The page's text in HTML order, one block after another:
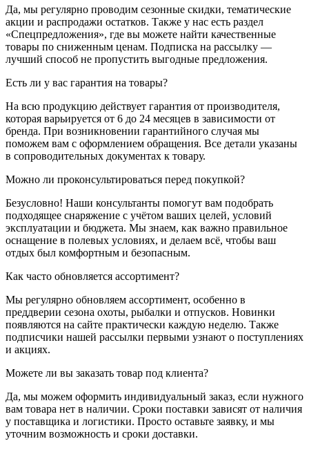
Да, мы регулярно проводим сезонные скидки, тематические
акции и распродажи остатков. Также у нас есть раздел
«Спецпредложения», где вы можете найти качественные
товары по сниженным ценам. Подписка на рассылку —
лучший способ не пропустить выгодные предложения.
Есть ли у вас гарантия на товары?
На всю продукцию действует гарантия от производителя,
которая варьируется от 6 до 24 месяцев в зависимости от
бренда. При возникновении гарантийного случая мы
поможем вам с оформлением обращения. Все детали указаны
в сопроводительных документах к товару.
Можно ли проконсультироваться перед покупкой?
Безусловно! Наши консультанты помогут вам подобрать
подходящее снаряжение с учётом ваших целей, условий
эксплуатации и бюджета. Мы знаем, как важно правильное
оснащение в полевых условиях, и делаем всё, чтобы ваш
отдых был комфортным и безопасным.
Как часто обновляется ассортимент?
Мы регулярно обновляем ассортимент, особенно в
преддверии сезона охоты, рыбалки и отпусков. Новинки
появляются на сайте практически каждую неделю. Также
подписчики нашей рассылки первыми узнают о поступлениях
и акциях.
Можете ли вы заказать товар под клиента?
Да, мы можем оформить индивидуальный заказ, если нужного
вам товара нет в наличии. Сроки поставки зависят от наличия
у поставщика и логистики. Просто оставьте заявку, и мы
уточним возможность и сроки доставки.